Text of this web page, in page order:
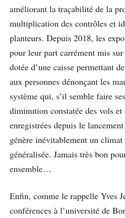
améliorant la traçabilité de la
multiplication des contrôles et
planteurs. Depuis 2018, les
pour leur part carrément mis
dotée d’une caisse permettant
aux personnes dénonçant les
système qui, s’il semble faire
diminution constatée des vols et
enregistrées depuis le
génère inévitablement un climat
généralisée. Jamais très bon
ensemble…
Enfin, comme le rappelle Yves
conférences à l’université de